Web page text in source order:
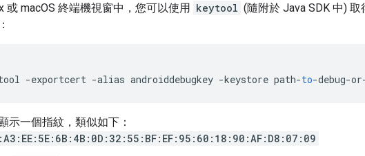
或 macOS 終端機視窗中，您可以使用 keytool (隨附於 Java SDK 中)
-exportcert -alias androiddebugkey -keystore path-to-debug-or
示一個指紋，類似如下：